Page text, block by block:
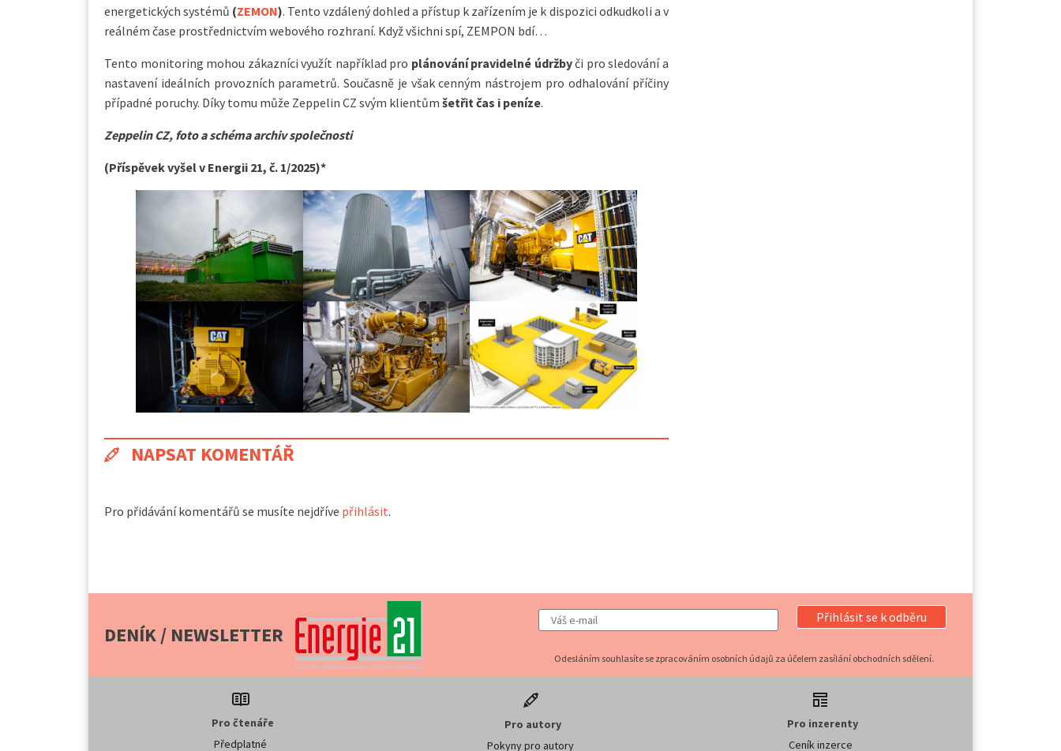
energetických systémů (ZEMON). Tento vzdálený dohled a přístup k zařízením je k dispozici odkudkoli a v
reálném čase prostřednictvím webového rozhraní. Když všichni spí, ZEMPON bdí…
Tento monitoring mohou zákazníci využít například pro plánování pravidelné údržbyči pro sledování a
nastavení ideálních provozních parametrů. Současně je však cenným nástrojem pro odhalování příčiny
případné poruchy. Díky tomu může Zeppelin CZ svým klientům šetřit čas i peníze.
Zeppelin CZ, foto a schéma archiv společnosti
(Příspěvek vyšel v Energii 21, č. 1/2025)*
NAPSAT KOMENTÁŘ
Pro přidávání komentářů se musíte nejdříve přihlásit.
DENÍK / NEWSLETTER
Přihlásit se k odběru
Odesláním souhlasíte se zpracováním osobních údajů za účelem zasílání obchodních sdělení.
Pro čtenáře
Předplatné
Pro autory
Pokyny pro autory
Pro inzerenty
Ceník inzerce